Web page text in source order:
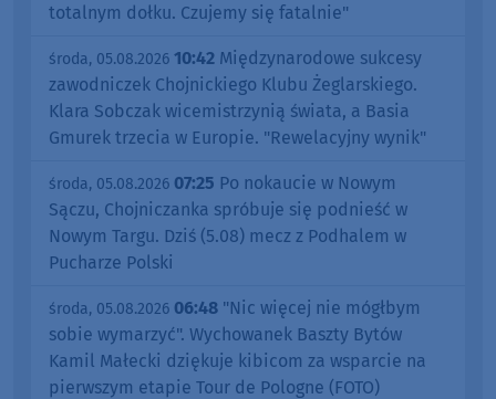
totalnym dołku. Czujemy się fatalnie"
środa, 05.08.2026 10:42 Międzynarodowe sukcesy
zawodniczek Chojnickiego Klubu Żeglarskiego.
Klara Sobczak wicemistrzynią świata, a Basia
Gmurek trzecia w Europie. "Rewelacyjny wynik"
środa, 05.08.2026 07:25 Po nokaucie w Nowym
Sączu, Chojniczanka spróbuje się podnieść w
Nowym Targu. Dziś (5.08) mecz z Podhalem w
Pucharze Polski
środa, 05.08.2026 06:48 "Nic więcej nie mógłbym
sobie wymarzyć". Wychowanek Baszty Bytów
Kamil Małecki dziękuje kibicom za wsparcie na
pierwszym etapie Tour de Pologne (FOTO)